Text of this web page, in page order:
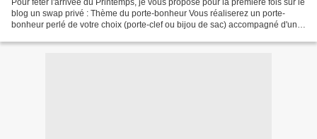
Pour fêter l'arrivée du Printemps, je vous propose pour la première fois sur le
blog un swap privé : Thème du porte-bonheur Vous réaliserez un porte-
bonheur perlé de votre choix (porte-clef ou bijou de sac) accompagné d'un